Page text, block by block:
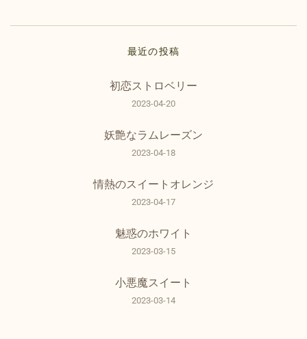
最近の投稿
初恋ストロベリー
2023-04-20
妖艶なラムレーズン
2023-04-18
情熱のスイートオレンジ
2023-04-17
魅惑のホワイト
2023-03-15
小悪魔スイート
2023-03-14